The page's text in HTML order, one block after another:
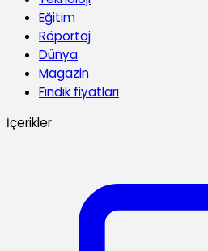
Eğitim
Röportaj
Dünya
Magazin
Fındık fiyatları
İçerikler